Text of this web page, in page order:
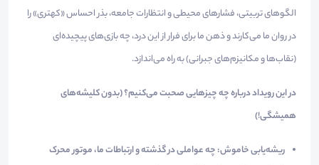
الگوهای تربیتی، فشارهای محیطی و انتظارات جامعه، بذر احساس «کهتری» را
در روان ما می‌کارند و ذهن ما برای فرار از این درد، چه بازی‌های پیچیده‌ای
(نقاب‌ها و مکانیزم‌های جبرانی) به راه می‌اندازد.
در این رویداد درباره چه چیزهایی صحبت می‌کنیم؟ (بدون کلیشه‌های
همیشگی!)
ریشه‌یابی خاموش:چه عواملی در گذشته و ارتباطات ما، موتور محرک